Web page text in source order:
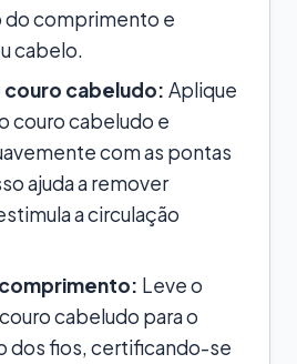
comprimento e
cabelo.
couro cabeludo: Aplique
couro cabeludo e
com as pontas
ajuda a remover
a circulação
Leve o
cabeludo para o
dos fios, certificando-se